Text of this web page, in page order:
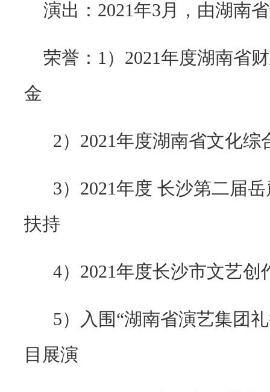
演出： 2021年3 月，由湖南
荣誉： 1 ） 2021年度湖南省
金
2） 2021年度湖南省文化综
3） 2021年度 长沙第二届
扶持
4） 2021年度长沙市文艺创
5）入围“湖南省演艺集团
目展演